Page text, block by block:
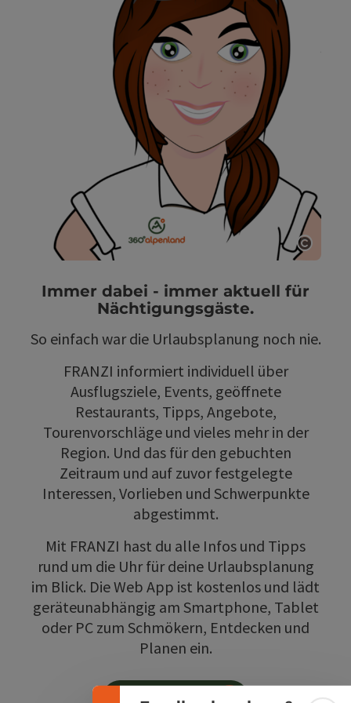
Immer dabei - immer aktuell für
Nächtigungsgäste.
So einfach war die Urlaubsplanung noch nie.
FRANZI informiert individuell über
Ausflugsziele, Events, geöffnete
Restaurants, Tipps, Angebote,
Tourenvorschläge und vieles mehr in der
Region. Und das für den gebuchten
Zeitraum und auf zuvor festgelegte
Interessen, Vorlieben und Schwerpunkte
abgestimmt.
Mit FRANZI hast du alle Infos und Tipps
rund um die Uhr für deine Urlaubsplanung
im Blick. Die Web App ist kostenlos und lädt
geräteunabhängig am Smartphone, Tablet
oder PC zum Schmökern, Entdecken und
Planen ein.
Login anfordern